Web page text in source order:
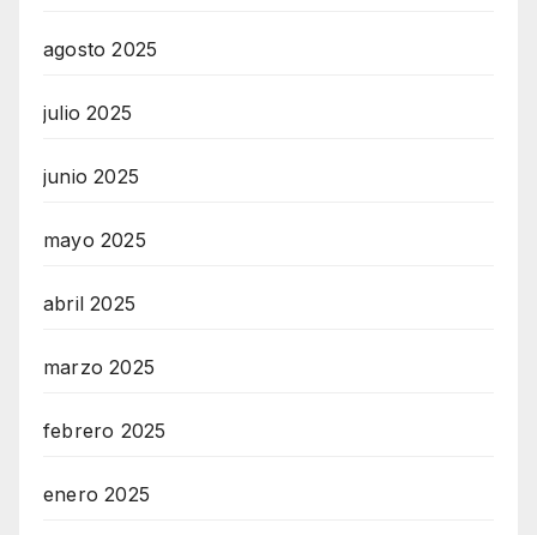
agosto 2025
julio 2025
junio 2025
mayo 2025
abril 2025
marzo 2025
febrero 2025
enero 2025